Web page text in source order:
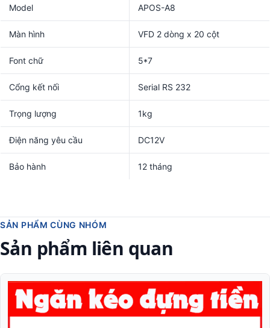
Model APOS-A8
Màn hình VFD 2 dòng x 20 cột
Font chữ 5*7
Cổng kết nối Serial RS 232
Trọng lượng 1kg
Điện năng yêu cầu DC12V
Bảo hành 12 tháng
SẢN PHẨM CÙNG NHÓM
Sản phẩm liên quan